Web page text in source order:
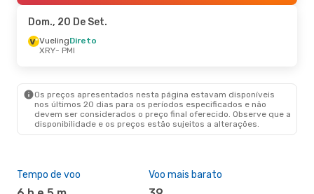
PMI- XRY
Seg., 24 De Ago.
Seg., 7 De Set. - Qui., 10 De Set.
PMI- XRY
Dom., 20 De Set.
VuelingDireto
XRY- PMI
Os preços apresentados nesta página estavam disponíveis
nos últimos 20 dias para os períodos especificados e não
devem ser considerados o preço final oferecido. Observe que a
disponibilidade e os preços estão sujeitos a alterações.
Tempo de voo Voo mais barato